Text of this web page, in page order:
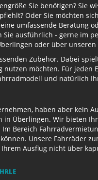
Sie benötigen? Sie
Oder Sie möchten
umfassende Beratung
ausführlich - gerne im
oder über
Zubehör. Dabei
möchten. Für jeden
und natürlich
haben aber kein
Überlingen. Wir bieten
Bereich
Unsere Fahrräder
Ausflug nicht über